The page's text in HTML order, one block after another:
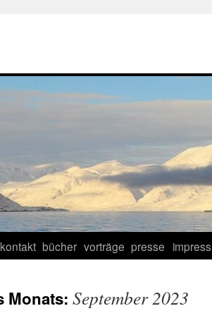
bücher vorträge presse
Monats: September 2023